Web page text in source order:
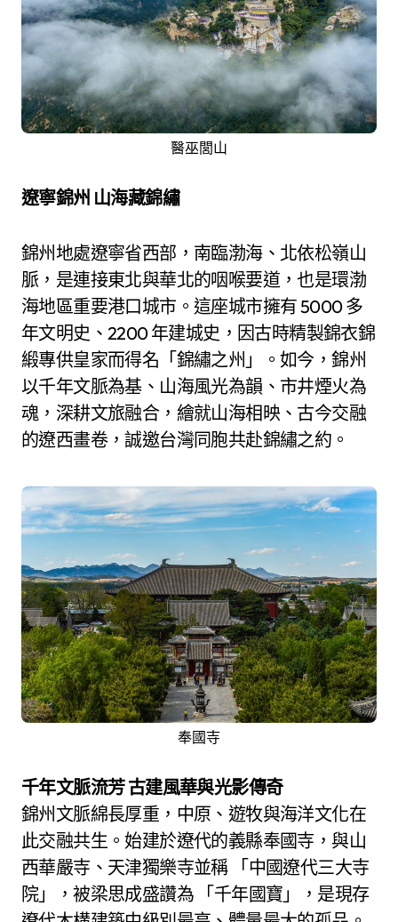
醫巫閭山
遼寧錦州 山海藏錦繡
錦州地處遼寧省西部，南臨渤海、北依松嶺山
脈，是連接東北與華北的咽喉要道，也是環渤
海地區重要港口城市。這座城市擁有 5000 多
年文明史、2200 年建城史，因古時精製錦衣錦
緞專供皇家而得名「錦繡之州」。如今，錦州
以千年文脈為基、山海風光為韻、市井煙火為
魂，深耕文旅融合，繪就山海相映、古今交融
的遼西畫卷，誠邀台灣同胞共赴錦繡之約。
奉國寺
千年文脈流芳 古建風華與光影傳奇
錦州文脈綿長厚重，中原、遊牧與海洋文化在
此交融共生。始建於遼代的義縣奉國寺，與山
西華嚴寺、天津獨樂寺並稱 「中國遼代三大寺
院」，被梁思成盛讚為 「千年國寶」，是現存